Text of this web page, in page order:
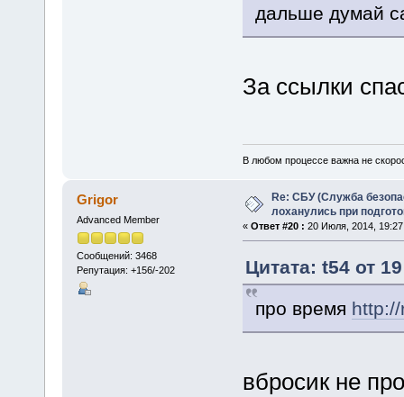
дальше думай
За ссылки
В любом процессе важна не
Grigor
Advanced Member
Сообщений: 3468
Репутация: +156/-202
Re: СБУ (Служба
лоханулись при
« Ответ #20 : 20 Июля, 2014,
Цитата: t54 от
про время
вбросик не